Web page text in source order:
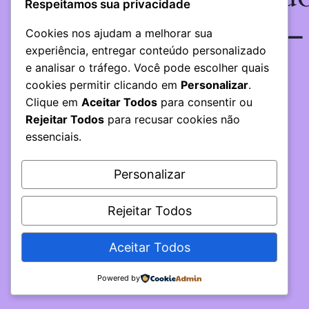
em algo incrível —
volte em breve!
Respeitamos sua privacidade
Cookies nos ajudam a melhorar sua
experiência, entregar conteúdo personalizado
e analisar o tráfego. Você pode escolher quais
cookies permitir clicando em Personalizar.
Clique em Aceitar Todos para consentir ou
Rejeitar Todos para recusar cookies não
essenciais.
Personalizar
Rejeitar Todos
Aceitar Todos
Powered by